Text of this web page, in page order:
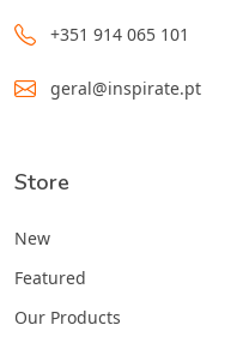
+351 914 065 101
geral@inspirate.pt
Store
New
Featured
Our Products